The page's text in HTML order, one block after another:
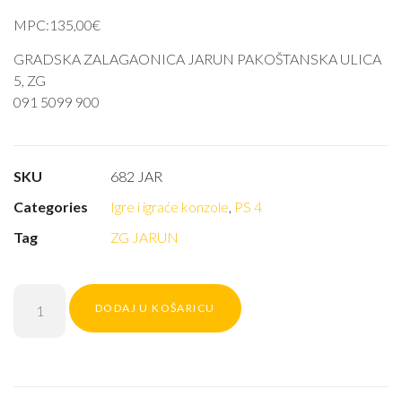
MPC:135,00€
GRADSKA ZALAGAONICA JARUN PAKOŠTANSKA ULICA
5, ZG
091 5099 900
SKU
682 JAR
Categories
Igre i igraće konzole, PS 4
Tag
ZG JARUN
DODAJ U KOŠARICU